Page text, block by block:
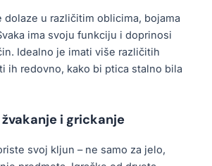
dolaze u različitim oblicima, bojama
ima svoju funkciju i doprinosi
Idealno je imati više različitih
ih redovno, kako bi ptica stalno bila
žvakanje i grickanje
svoj kljun – ne samo za jelo,